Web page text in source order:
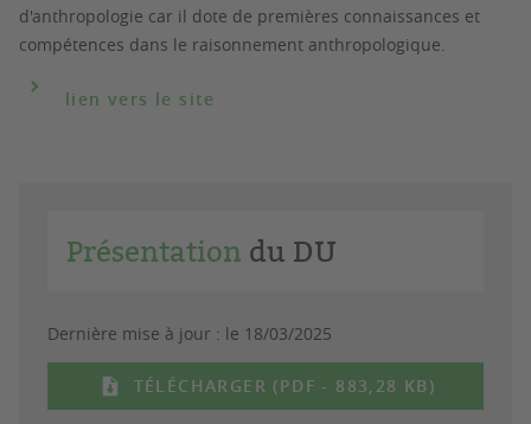
d'anthropologie car il dote de premières connaissances et
compétences dans le raisonnement anthropologique.
lien vers le site
Présentation du DU
Dernière mise à jour : le 18/03/2025
TÉLÉCHARGER (PDF - 883,28 KB)